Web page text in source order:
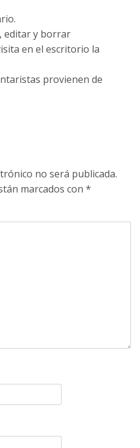
editar y borrar
en el escritorio la
provienen de
no será publicada.
marcados con *